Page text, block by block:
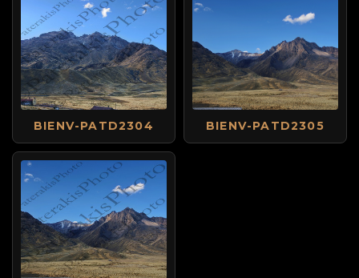
BIENV-PATD2304 BIENV-PATD2305